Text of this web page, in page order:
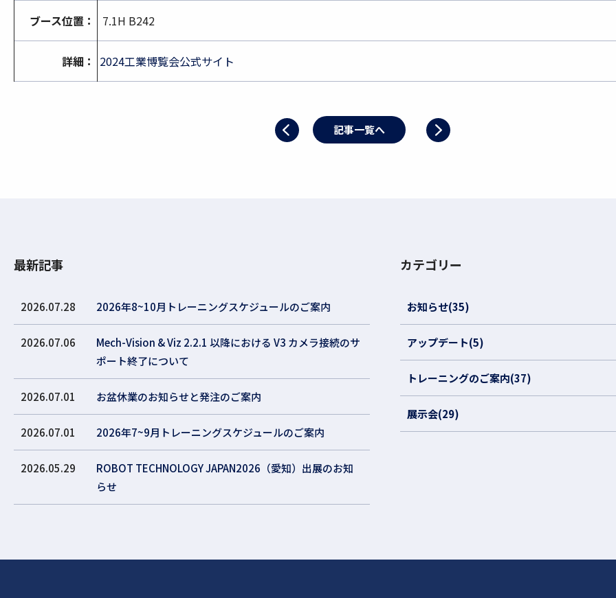
ブース位置： 7.1H B242
詳細： 2024工業博覧会公式サイト
記事一覧へ
最新記事
2026.07.28 2026年8~10月トレーニングスケジュールのご案内
2026.07.06
Mech-Vision & Viz 2.2.1 以降における V3 カメラ接続のサ
ポート終了について
2026.07.01 お盆休業のお知らせと発注のご案内
2026.07.01 2026年7~9月トレーニングスケジュールのご案内
2026.05.29
ROBOT TECHNOLOGY JAPAN2026（愛知）出展のお知
らせ
カテゴリー
お知らせ(35)
アップデート(5)
トレーニングのご案内(37)
展示会(29)